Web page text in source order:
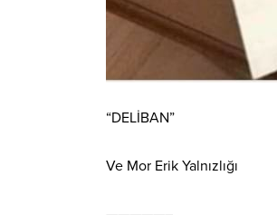
“DELİBAN”
Ve Mor Erik Yalnızlığı